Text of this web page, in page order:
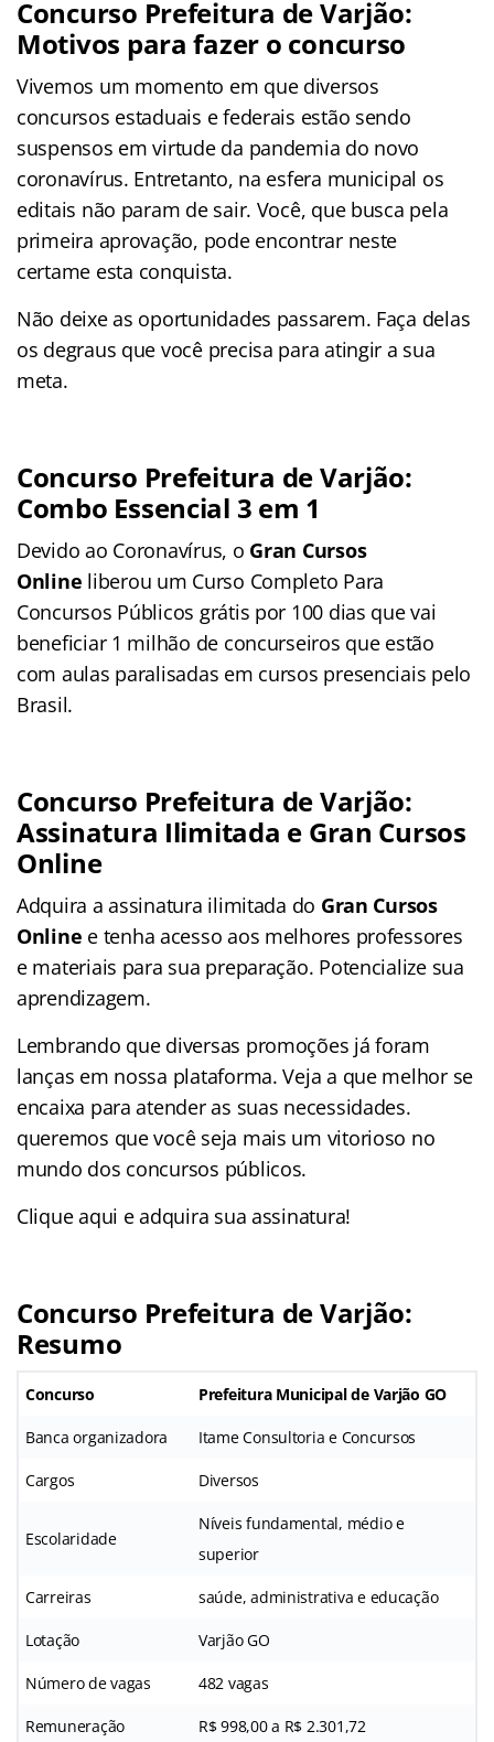
Concurso Prefeitura de Varjão:
Motivos para fazer o concurso
Vivemos um momento em que diversos
concursos estaduais e federais estão sendo
suspensos em virtude da pandemia do novo
coronavírus. Entretanto, na esfera municipal os
editais não param de sair. Você, que busca pela
primeira aprovação, pode encontrar neste
certame esta conquista.
Não deixe as oportunidades passarem. Faça delas
os degraus que você precisa para atingir a sua
meta.
Concurso Prefeitura de Varjão:
Combo Essencial 3 em 1
Devido ao Coronavírus, o Gran Cursos
Online liberou um Curso Completo Para
Concursos Públicos grátis por 100 dias que vai
beneficiar 1 milhão de concurseiros que estão
com aulas paralisadas em cursos presenciais pelo
Brasil.
Concurso Prefeitura de Varjão:
Assinatura Ilimitada e Gran Cursos
Online
Adquira a assinatura ilimitada do Gran Cursos
Online e tenha acesso aos melhores professores
e materiais para sua preparação. Potencialize sua
aprendizagem.
Lembrando que diversas promoções já foram
lanças em nossa plataforma. Veja a que melhor se
encaixa para atender as suas necessidades.
queremos que você seja mais um vitorioso no
mundo dos concursos públicos.
Clique aqui e adquira sua assinatura!
Concurso Prefeitura de Varjão:
Resumo
Concurso Prefeitura Municipal de Varjão GO
Banca organizadora Itame Consultoria e Concursos
Cargos Diversos
Escolaridade
Níveis fundamental, médio e
superior
Carreiras saúde, administrativa e educação
Lotação Varjão GO
Número de vagas 482 vagas
Remuneração R$ 998,00 a R$ 2.301,72